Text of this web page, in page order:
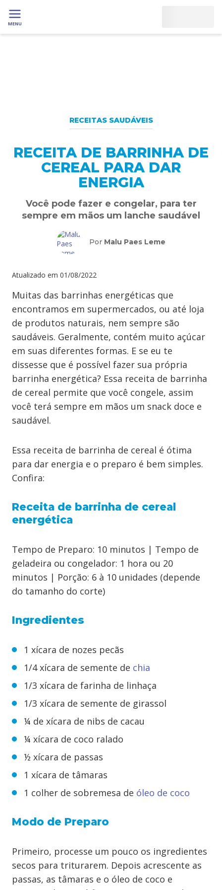
MENU
RECEITAS SAUDÁVEIS
RECEITA DE BARRINHA DE
CEREAL PARA DAR
ENERGIA
Você pode fazer e congelar, para ter
sempre em mãos um lanche saudável
Por Malu Paes Leme
Atualizado em 01/08/2022
Muitas das barrinhas energéticas que
encontramos em supermercados, ou até loja
de produtos naturais, nem sempre são
saudáveis. Geralmente, contém muito açúcar
em suas diferentes formas. E se eu te
dissesse que é possível fazer sua própria
barrinha energética? Essa receita de barrinha
de cereal permite que você congele, assim
você terá sempre em mãos um snack doce e
saudável.
Essa receita de barrinha de cereal é ótima
para dar energia e o preparo é bem simples.
Confira:
Receita de barrinha de cereal
energética
Tempo de Preparo: 10 minutos | Tempo de
geladeira ou congelador: 1 hora ou 20
minutos | Porção: 6 à 10 unidades (depende
do tamanho do corte)
Ingredientes
1 xícara de nozes pecãs
1/4 xícara de semente de chia
1/3 xícara de farinha de linhaça
1/3 xícara de semente de girassol
¼ de xícara de nibs de cacau
¼ xícara de coco ralado
½ xícara de passas
1 xícara de tâmaras
1 colher de sobremesa de óleo de coco
Modo de Preparo
Primeiro, processe um pouco os ingredientes
secos para triturarem. Depois acrescente as
passas, as tâmaras e o óleo de coco e